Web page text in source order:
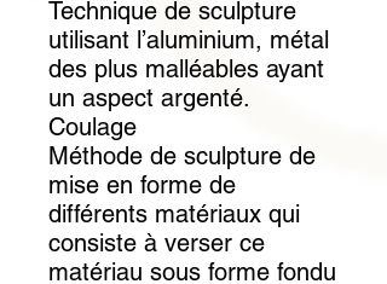
Technique de sculpture
utilisant l’aluminium, métal
des plus malléables ayant
un aspect argenté.
Coulage
Méthode de sculpture de
mise en forme de
différents matériaux qui
consiste à verser ce
matériau sous forme fondu